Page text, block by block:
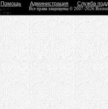
Помощь Администрация Служба
Все права защищены © 2007-2026